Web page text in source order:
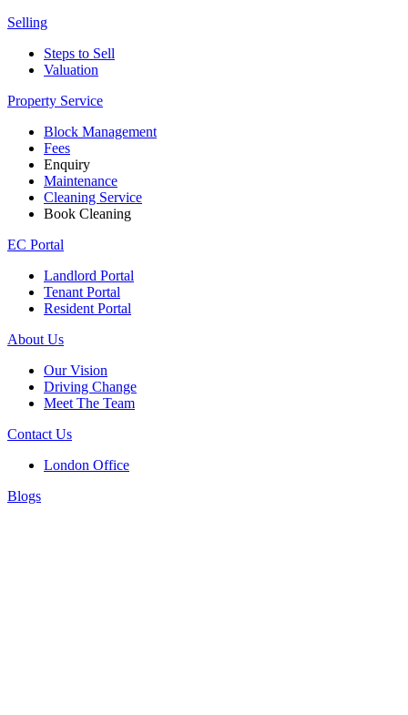
Selling
Steps to Sell
Valuation
Property Service
Block Management
Fees
Enquiry
Maintenance
Cleaning Service
Book Cleaning
EC Portal
Landlord Portal
Tenant Portal
Resident Portal
About Us
Our Vision
Driving Change
Meet The Team
Contact Us
London Office
Blogs